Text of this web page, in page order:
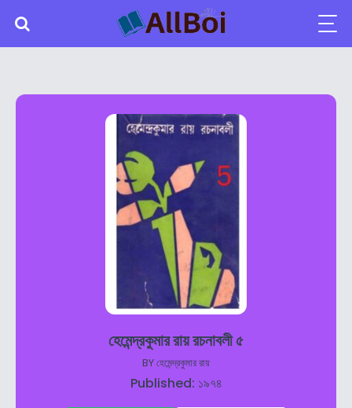
হেমেন্দ্রকুমার রায় রচনাবলী ৫
BYহেমেন্দ্রকুমার রায়
Published: ১৯৭৪